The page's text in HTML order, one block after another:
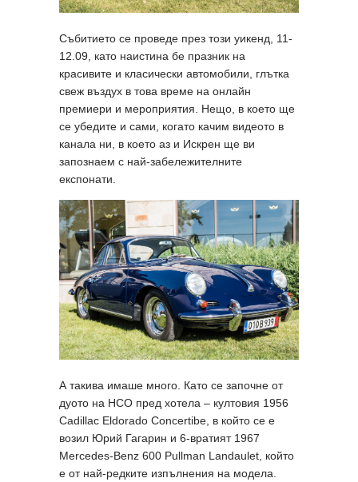
Събитието се проведе през този уикенд, 11-
12.09, като наистина бе празник на
красивите и класически автомобили, глътка
свеж въздух в това време на онлайн
премиери и мероприятия. Нещо, в което ще
се убедите и сами, когато качим видеото в
канала ни, в което аз и Искрен ще ви
запознаем с най-забележителните
експонати.
А такива имаше много. Като се започне от
дуото на НСО пред хотела – култовия 1956
Cadillac Eldorado Concertibe, в който се е
возил Юрий Гагарин и 6-вратият 1967
Mercedes-Benz 600 Pullman Landaulet, който
е от най-редките изпълнения на модела.